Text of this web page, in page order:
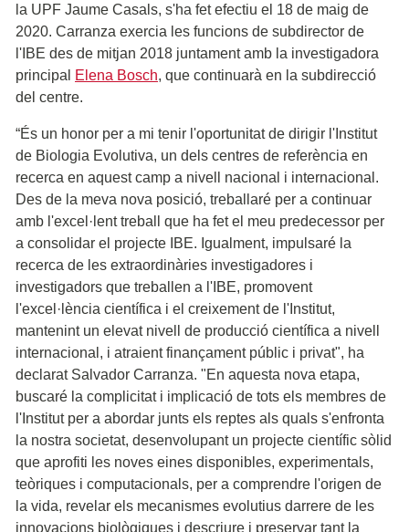
la UPF Jaume Casals, s'ha fet efectiu el 18 de maig de
2020. Carranza exercia les funcions de subdirector de
l'IBE des de mitjan 2018 juntament amb la investigadora
principal
Elena Bosch, que continuarà en la subdirecció
del centre.
“És un honor per a mi tenir l'oportunitat de dirigir l'Institut
de Biologia Evolutiva, un dels centres de referència en
recerca en aquest camp a nivell nacional i internacional.
Des de la meva nova posició, treballaré per a continuar
amb l'excel·lent treball que ha fet el meu predecessor per
a consolidar el projecte IBE. Igualment, impulsaré la
recerca de les extraordinàries investigadores i
investigadors que treballen a l'IBE, promovent
l'excel·lència científica i el creixement de l'Institut,
mantenint un elevat nivell de producció científica a nivell
internacional, i atraient finançament públic i privat", ha
declarat Salvador Carranza. "En aquesta nova etapa,
buscaré la complicitat i implicació de tots els membres de
l'Institut per a abordar junts els reptes als quals s'enfronta
la nostra societat, desenvolupant un projecte científic sòlid
que aprofiti les noves eines disponibles, experimentals,
teòriques i computacionals, per a comprendre l'origen de
la vida, revelar els mecanismes evolutius darrere de les
innovacions biològiques i descriure i preservar tant la